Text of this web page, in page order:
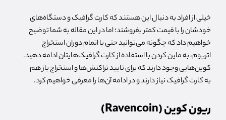
خیلی از افراد به دنبال این هستند که کارت گرافیک و دستگاه‌های
خودشان را با قیمت کمتر بفروشند؛ اما در این مقاله به شما توضیح
خواهیم داد که چگونه می‌توانید حتی با اتمام دوران استخراج
اتریوم، به ماین کردن با استفاده از کارت گرافیک‌هایتان ادامه دهید.
کوین‌هایی وجود دارند که برای تایید تراکنش‌ها و استخراج باز هم
به کارت گرافیک نیاز دارند و در ادامه آن‌ها را معرفی خواهیم کرد.
ریون کوین (Ravencoin)